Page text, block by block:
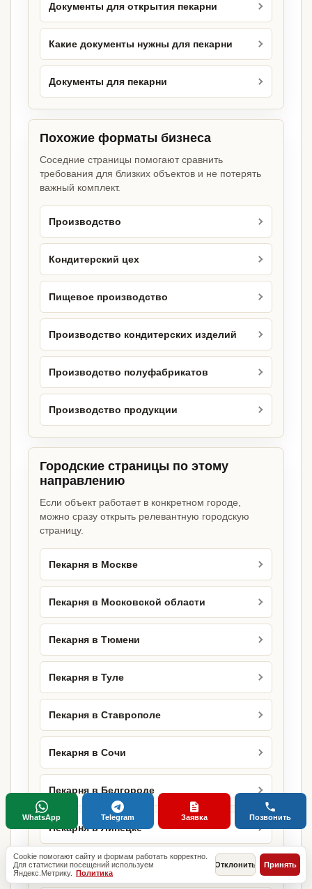
Документы для открытия пекарни
Какие документы нужны для пекарни
Документы для пекарни
Похожие форматы бизнеса
Соседние страницы помогают сравнить
требования для близких объектов и не потерять
важный комплект.
Производство
Кондитерский цех
Пищевое производство
Производство кондитерских изделий
Производство полуфабрикатов
Производство продукции
Городские страницы по этому
направлению
Если объект работает в конкретном городе,
можно сразу открыть релевантную городскую
страницу.
Пекарня в Москве
Пекарня в Московской области
Пекарня в Тюмени
Пекарня в Туле
Пекарня в Ставрополе
Пекарня в Сочи
Пекарня в Белгороде
Пекарня в Липецке
Пекарня в Оренбурге
Cookie помогают сайту и формам работать корректно.
Для статистики посещений используем
Яндекс.Метрику. Политика
Отклонить Принять
WhatsApp Telegram Заявка Позвонить